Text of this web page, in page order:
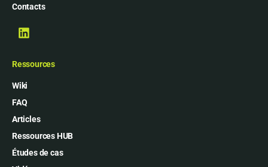
Contacts
Ressources
Wiki
FAQ
Articles
Ressources HUB
Études de cas